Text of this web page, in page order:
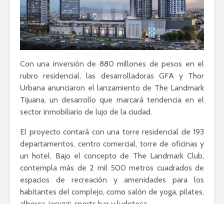
Con una inversión de 880 millones de pesos en el
rubro residencial, las desarrolladoras GFA y Thor
Urbana anunciaron el lanzamiento de The Landmark
Tijuana, un desarrollo que marcará tendencia en el
sector inmobiliario de lujo de la ciudad.
El proyecto contará con una torre residencial de 193
departamentos, centro comercial, torre de oficinas y
un hotel. Bajo el concepto de The Landmark Club,
contempla más de 2 mil 500 metros cuadrados de
espacios de recreación y amenidades para los
habitantes del complejo, como salón de yoga, pilates,